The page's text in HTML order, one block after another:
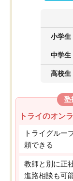
小学生
中学生
高校生
塾
トライのオン
トライグルー
頼できる
教師と別に正
進路相談も可